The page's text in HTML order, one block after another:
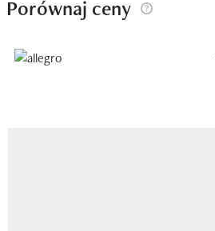
Porównaj ceny